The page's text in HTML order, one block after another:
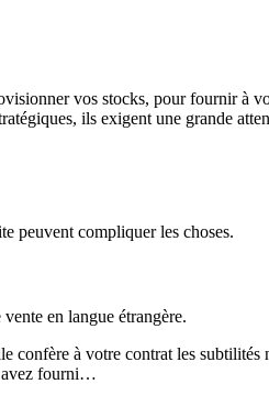
vos stocks, pour fournir à
ils exigent une grande
peuvent compliquer les choses.
en langue étrangère.
à votre contrat les
avez fourni…